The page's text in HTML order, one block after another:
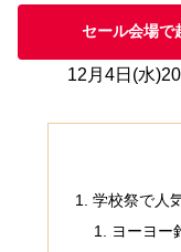
セール会場で
12月4日(水
学校祭で人
ヨーヨー